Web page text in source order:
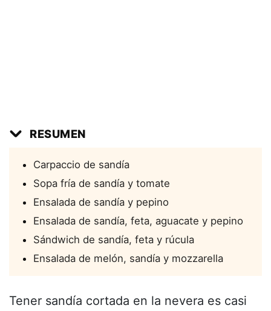
RESUMEN
Carpaccio de sandía
Sopa fría de sandía y tomate
Ensalada de sandía y pepino
Ensalada de sandía, feta, aguacate y pepino
Sándwich de sandía, feta y rúcula
Ensalada de melón, sandía y mozzarella
Tener sandía cortada en la nevera es casi